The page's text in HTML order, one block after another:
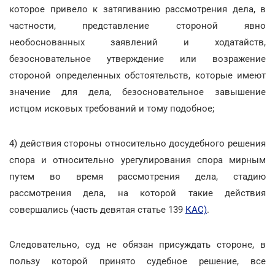
которое привело к затягиванию рассмотрения дела, в
частности, представление стороной явно
необоснованных заявлений и ходатайств,
безосновательное утверждение или возражение
стороной определенных обстоятельств, которые имеют
значение для дела, безосновательное завышение
истцом исковых требований и тому подобное;
4) действия стороны относительно досудебного решения
спора и относительно урегулирования спора мирным
путем во время рассмотрения дела, стадию
рассмотрения дела, на которой такие действия
совершались (часть девятая статье 139 КАС).
Следовательно, суд не обязан присуждать стороне, в
пользу которой принято судебное решение, все